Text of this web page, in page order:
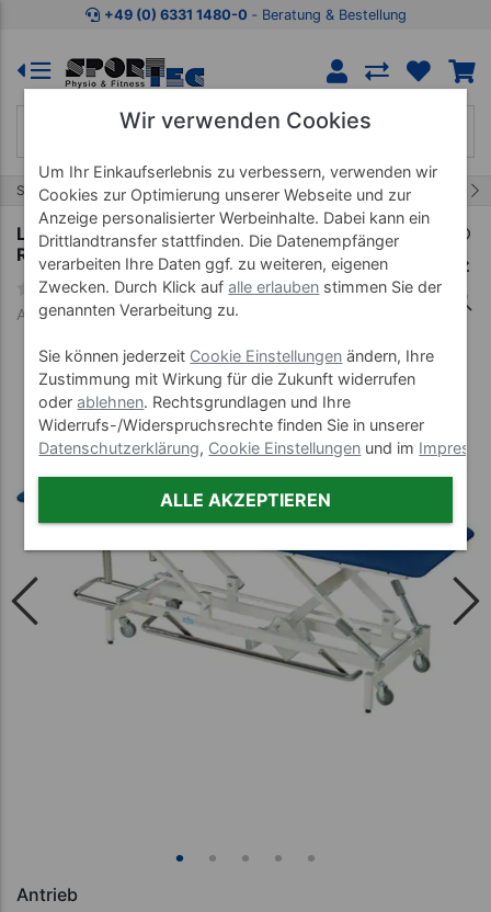
Zum Kaufbereich springen Zur Produktbeschreibung
+49 (0) 6331 1480-0 ‐ Beratung & Bestellung
Start Marken Lojer 129/230
Lojer Therapieliege Delta DS5 mit
Rundumschaltung
Art-Nr. 65727-50-7G
Antrieb
Wir verwenden Cookies
Um Ihr Einkaufserlebnis zu verbessern, verwenden wir
Cookies zur Optimierung unserer Webseite und zur
Anzeige personalisierter Werbeinhalte. Dabei kann ein
Drittlandtransfer stattfinden. Die Datenempfänger
verarbeiten Ihre Daten ggf. zu weiteren, eigenen
Zwecken. Durch Klick aufalle erlauben stimmen Sie der
genannten Verarbeitung zu.
Sie können jederzeit Cookie Einstellungen ändern, Ihre
Zustimmung mit Wirkung für die Zukunft widerrufen
oderablehnen. Rechtsgrundlagen und Ihre
Widerrufs-/Widerspruchsrechte finden Sie in unserer
Datenschutzerklärung, Cookie Einstellungen und im
ALLE AKZEPTIEREN